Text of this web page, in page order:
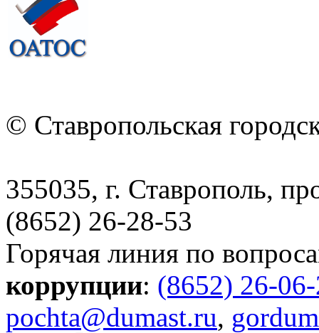
© Ставропольская
355035, г. Ставрополь,
(8652) 26-28-53
Горячая линия по
коррупции: (8652) 26-
pochta@dumast.ru,